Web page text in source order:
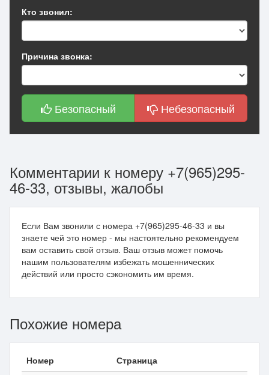
Кто звонил:
Причина звонка:
Безопасный Небезопасный
Комментарии к номеру +7(965)295-
46-33, отзывы, жалобы
Если Вам звонили с номера +7(965)295-46-33 и вы
знаете чей это номер - мы настоятельно рекомендуем
вам оставить свой отзыв. Ваш отзыв может помочь
нашим пользователям избежать мошеннических
действий или просто сэкономить им время.
Похожие номера
Номер
Страница